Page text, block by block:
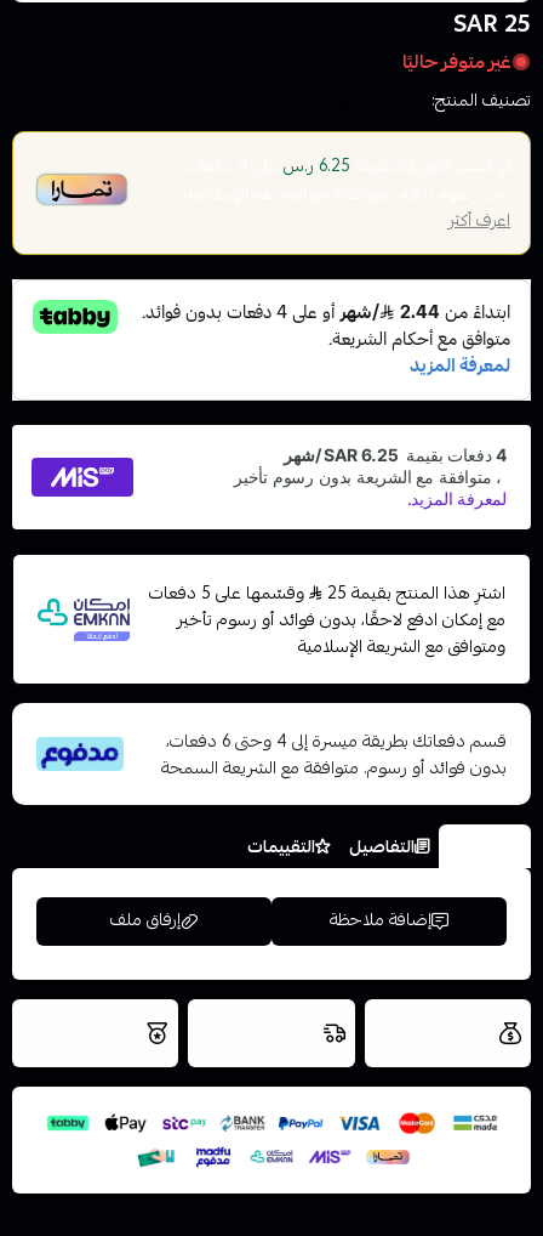
25 SAR
غير متوفر حاليًا
تصنيف المنتج:
6.25 ر.س
اعرف أكثر
اشترِ هذا المنتج بقيمة 25
وقسّمها على 5 دفعات
مع إمكان ادفع لاحقًا، بدون فوائد أو رسوم تأخير
ومتوافق مع الشريعة الإسلامية
قسم دفعاتك بطريقة ميسرة إلى 4 وحتى 6 دفعات،
بدون فوائد أو رسوم. متوافقة مع الشريعة السمحة
التفاصيل التقييمات
إضافة ملاحظة إرفاق ملف
اسحب و افلت الملف هنا
استعراض
نتميز بلجودة